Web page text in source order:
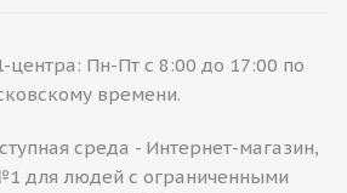
Пн-Пт с 8:00 до 17:00 по
времени.
среда - Интернет-магазин,
для людей с ограниченными